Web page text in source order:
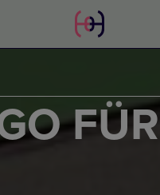
FÜR